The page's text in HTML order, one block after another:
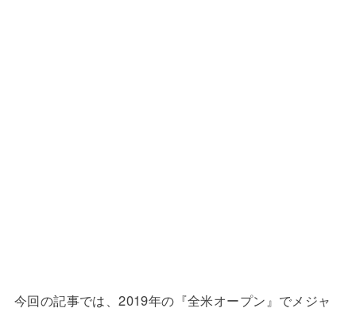
今回の記事では、2019年の『全米オープン』でメジャ